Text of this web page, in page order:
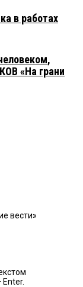
в работах
«На грани
вести»